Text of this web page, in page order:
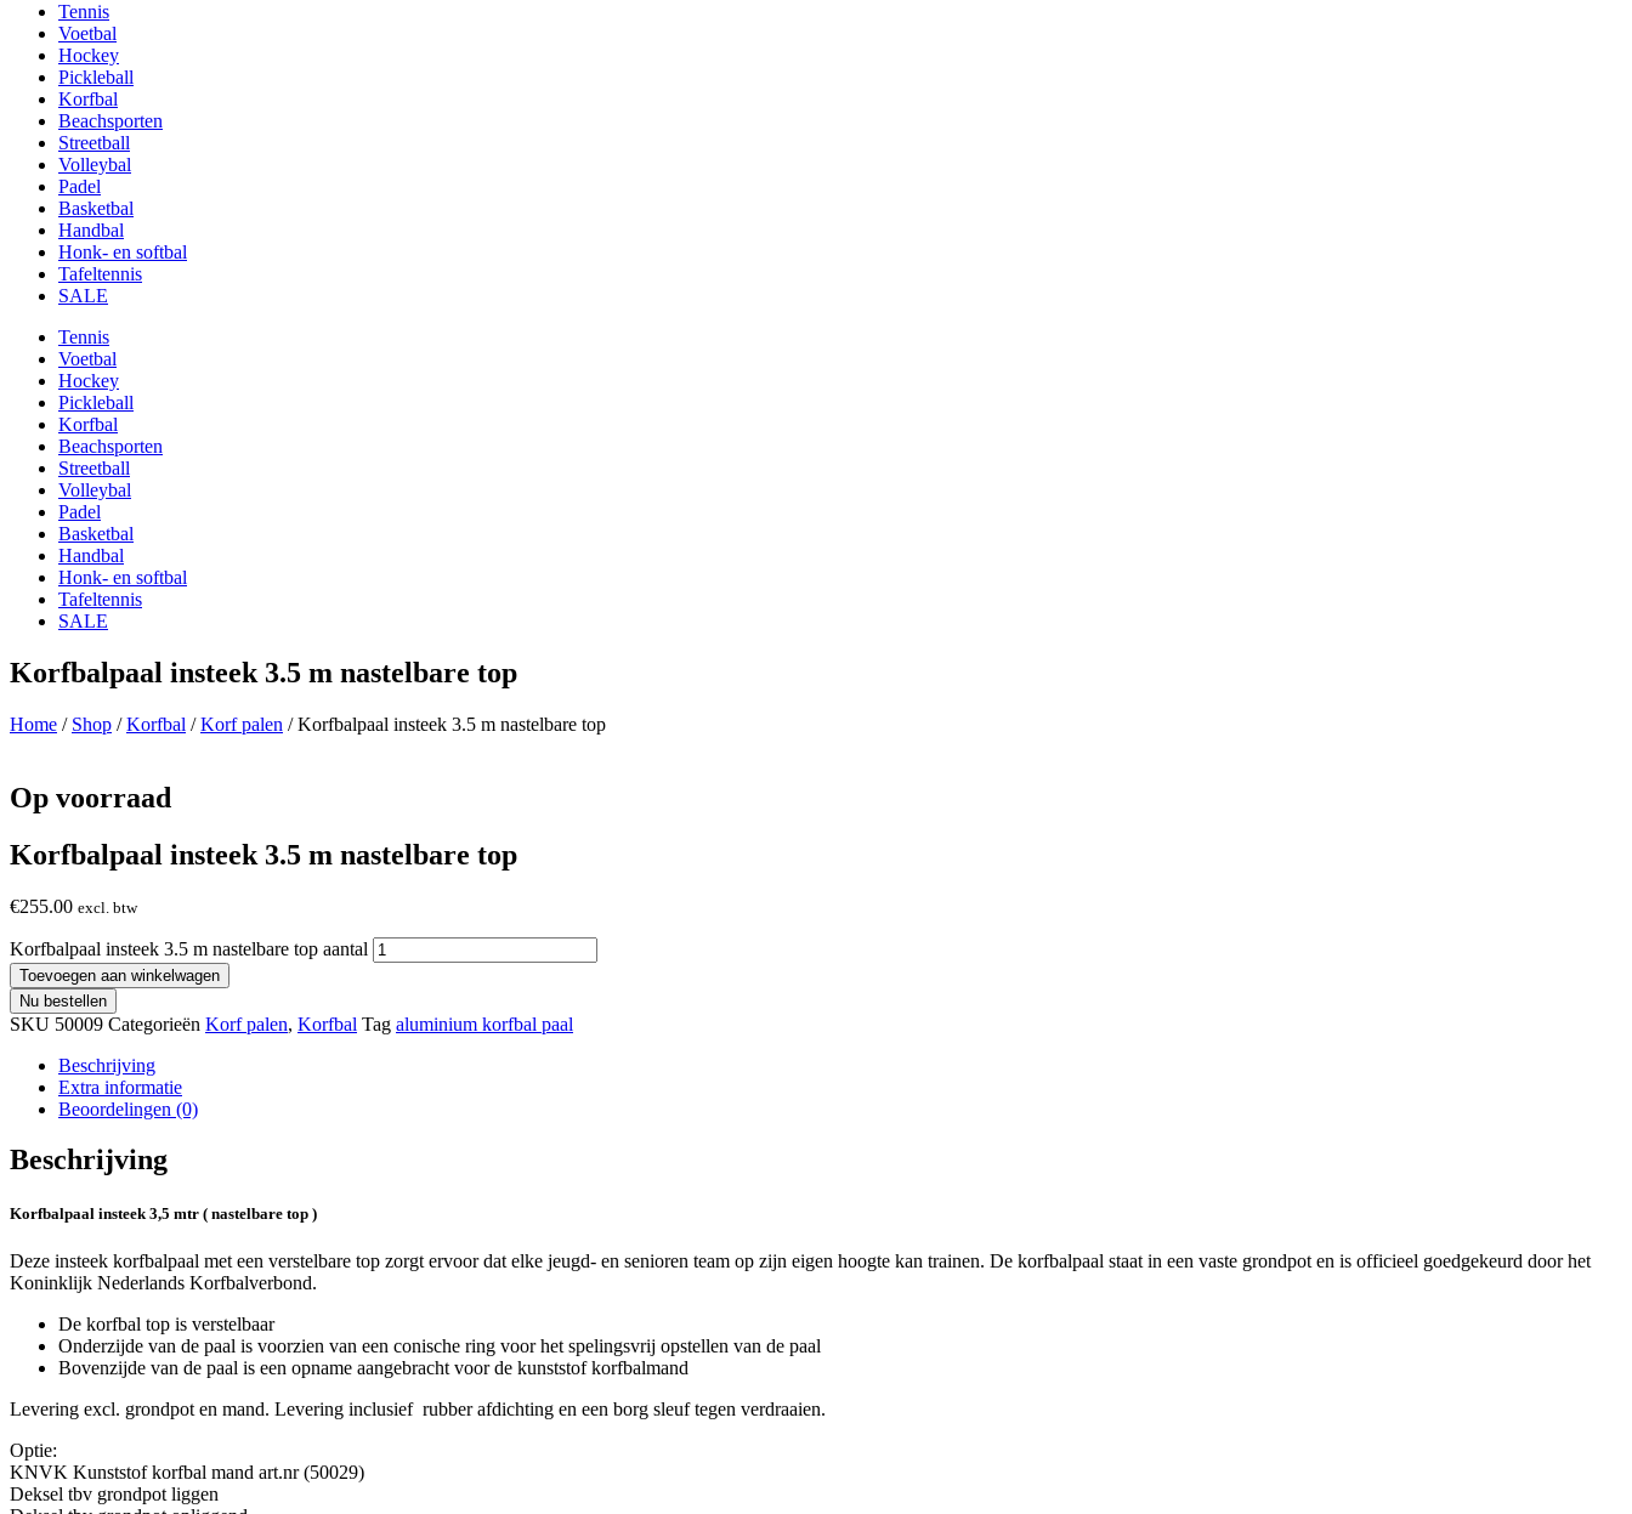
Tennis
Voetbal
Hockey
Pickleball
Korfbal
Beachsporten
Streetball
Volleybal
Padel
Basketbal
Handbal
Honk- en softbal
Tafeltennis
SALE
Tennis
Voetbal
Hockey
Pickleball
Korfbal
Beachsporten
Streetball
Volleybal
Padel
Basketbal
Handbal
Honk- en softbal
Tafeltennis
SALE
Korfbalpaal insteek 3.5 m nastelbare top
Home / Shop /Korfbal /Korf palen / Korfbalpaal insteek 3.5 m nastelbare top
Op voorraad
Korfbalpaal insteek 3.5 m nastelbare top
€255.00 excl. btw
Korfbalpaal insteek 3.5 m nastelbare top aantal
Toevoegen aan winkelwagen
Nu bestellen
SKU 50009 Categorieën Korf palen, Korfbal Tag aluminium korfbal paal
Beschrijving
Extra informatie
Beoordelingen (0)
Beschrijving
Korfbalpaal insteek 3,5 mtr ( nastelbare top )
Deze insteek korfbalpaal met een verstelbare top zorgt ervoor dat elke jeugd- en senioren team op zijn eigen hoogte kan trainen. De korfbalpaal staat in een vaste grondpot en is officieel goedgekeurd door het
Koninklijk Nederlands Korfbalverbond.
De korfbal top is verstelbaar
Onderzijde van de paal is voorzien van een conische ring voor het spelingsvrij opstellen van de paal
Bovenzijde van de paal is een opname aangebracht voor de kunststof korfbalmand
Levering excl. grondpot en mand. Levering inclusief rubber afdichting en een borg sleuf tegen verdraaien.
Optie:
KNVK Kunststof korfbal mand art.nr (50029)
Deksel tbv grondpot liggen